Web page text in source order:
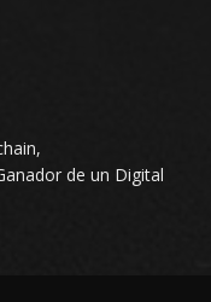
de un Digital